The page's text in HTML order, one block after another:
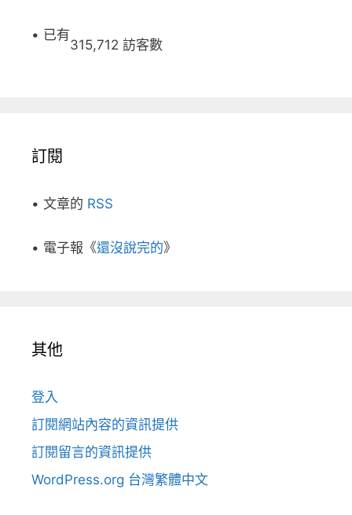
• 已有
315,712 訪客數
訂閱
• 文章的 RSS
• 電子報《還沒說完的》
其他
登入
訂閱網站內容的資訊提供
訂閱留言的資訊提供
WordPress.org 台灣繁體中文